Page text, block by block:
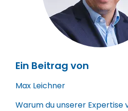
Ein Beitrag von
Max Leichner
Warum du unserer